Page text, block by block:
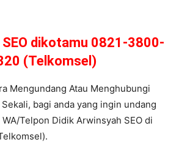
SEO dikotamu 0821-3800-
(Telkomsel)
Mengundang Atau Menghubungi
bagi anda yang ingin undang
Telpon Didik Arwinsyah SEO di